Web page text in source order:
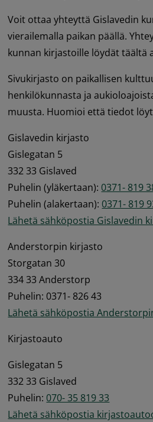
Voit ottaa yhteyttä Gislavedin
vierailemalla paikan päällä.
kunnan kirjastoille löydät täältä
Sivukirjasto on paikallisen
henkilökunnasta ja
muusta. Huomioi että tiedot
Gislavedin kirjasto
Gislegatan 5
332 33 Gislaved
Puhelin (yläkertaan): 0371- 819
Puhelin (alakertaan): 0371- 819
Lähetä sähköpostia Gislavedin
Anderstorpin kirjasto
Storgatan 30
334 33 Anderstorp
Puhelin: 0371- 826 43
Lähetä sähköpostia
Kirjastoauto
Gislegatan 5
332 33 Gislaved
Puhelin: 070- 35 819 33
Lähetä sähköpostia